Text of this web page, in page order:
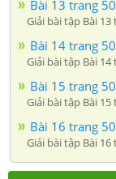
Bài 13 trang
Giải bài tập Bài 13
Bài 14 trang
Giải bài tập Bài 14
Bài 15 trang
Giải bài tập Bài 15
Bài 16 trang
Giải bài tập Bài 16